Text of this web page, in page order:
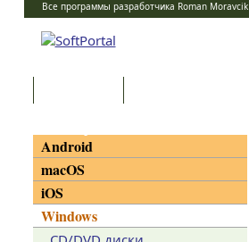
Все программы разработчика Roman Moravcik
Android
macOS
iOS
Windows